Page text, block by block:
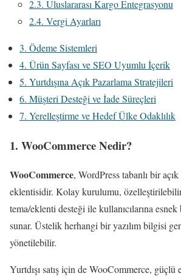
2.3. Uluslararası Kargo Entegrasyonu
2.4. Vergi Ayarları
3. Ödeme Sistemleri
4. Ürün Sayfası ve SEO Uyumlu İçerik
5. Yurtdışına Açık Pazarlama Stratejileri
6. Müşteri Desteği ve İade Süreçleri
7. Yerelleştirme ve Hedef Ülke Odaklılık
1. WooCommerce Nedir?
WooCommerce, WordPress tabanlı bir
eklentisidir. Kolay kurulumu, özelleştirilebilir
tema/eklenti desteği ile kullanıcılarına
sunar. Üstelik herhangi bir yazılım bilgisi
yönetilebilir.
Yurtdışı satış için de WooCommerce, güçlü